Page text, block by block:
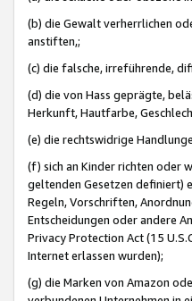
(b) die Gewalt verherrlichen
anstiften,;
(c) die falsche, irreführende,
(d) die von Hass geprägte,
Herkunft, Hautfarbe,
(e) die rechtswidrige
(f) sich an Kinder richten oder
geltenden Gesetzen definiert)
Regeln, Vorschriften,
Entscheidungen oder andere
Privacy Protection Act (15
Internet erlassen wurden);
(g) die Marken von Amazon